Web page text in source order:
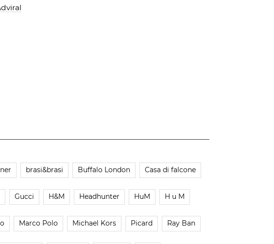
brasi&brasi Buffalo London Casa di falcone
Gucci H&M Headhunter HuM H u M
Marco Polo Michael Kors Picard Ray Ban